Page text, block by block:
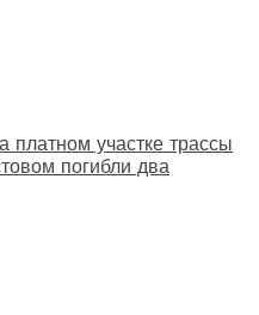
участке трассы
погибли два